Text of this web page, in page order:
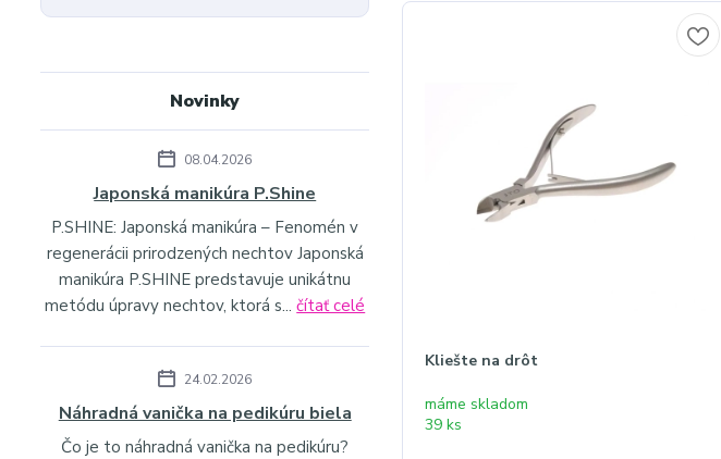
Kliešte na drôt
máme skladom
39 ks
Novinky
08.04.2026
Japonská manikúra P.Shine
P.SHINE: Japonská manikúra – Fenomén v
regenerácii prirodzených nechtov Japonská
manikúra P.SHINE predstavuje unikátnu
metódu úpravy nechtov, ktorá s...čítať celé
24.02.2026
Náhradná vanička na pedikúru biela
Čo je to náhradná vanička na pedikúru?